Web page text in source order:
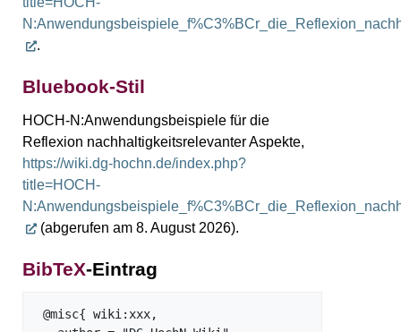
.
Bluebook-Stil
HOCH-N:Anwendungsbeispiele für die
Reflexion nachhaltigkeitsrelevanter Aspekte,
https://wiki.dg-hochn.de/index.php?
title=HOCH-
(abgerufen am 8. August 2026).
BibTeX-Eintrag